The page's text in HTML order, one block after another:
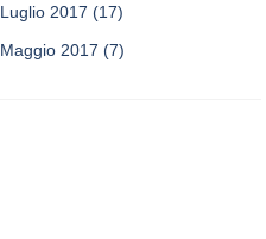
Luglio 2017 (17)
Maggio 2017 (7)